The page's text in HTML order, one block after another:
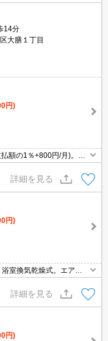
14分
大膳１丁目
円)
額の1％+800円/月)。ペ
き。システムキッチン。
追焚給湯。
詳細を見る
円)
室換気乾燥式。エアコ
支払額の3.4%＋800円/
詳細を見る
円)